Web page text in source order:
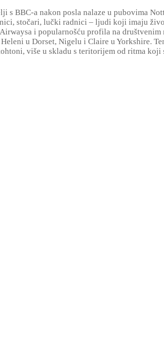
s BBC-a nakon posla nalaze u pubovima
stočari, lučki radnici – ljudi koji imaju
i popularnošću profila na
u Dorset, Nigelu i Claire u
više u skladu s teritorijem od ritma